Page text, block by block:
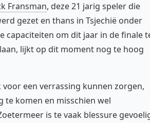
Fransman, deze 21 jarig speler die
gezet en thans in Tsjechië onder
capaciteiten om dit jaar in de finale
lijkt op dit moment nog te hoog
een verrassing kunnen zorgen,
te komen en misschien wel
is te vaak blessure